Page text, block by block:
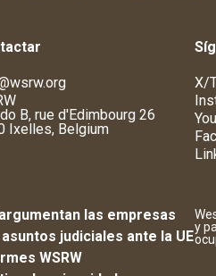
B, rue d'Edimbourg 26
Ixelles, Belgium
X/
las empresas
asuntos judiciales ante la UE
WSRW
y